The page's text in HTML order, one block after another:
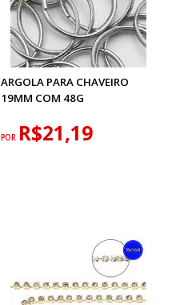
ARGOLA PARA CHAVEIRO
19MM COM 48G
POR R$21,19